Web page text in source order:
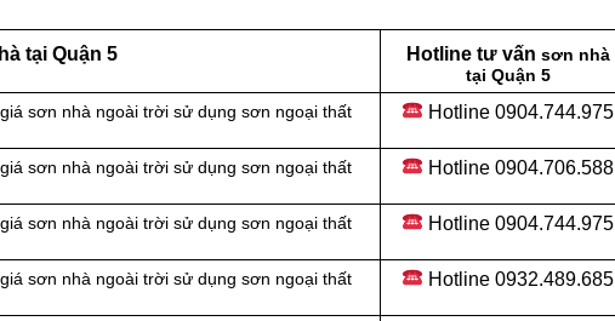
tại Quận 5 Hotline tư vấn sơn nhà
tại Quận 5
sơn nhà ngoài trời sử dụng sơn ngoại thất
Hotline 0904.744.975
sơn nhà ngoài trời sử dụng sơn ngoại thất
Hotline 0904.706.588
sơn nhà ngoài trời sử dụng sơn ngoại thất
Hotline 0904.744.975
sơn nhà ngoài trời sử dụng sơn ngoại thất
Hotline 0932.489.685